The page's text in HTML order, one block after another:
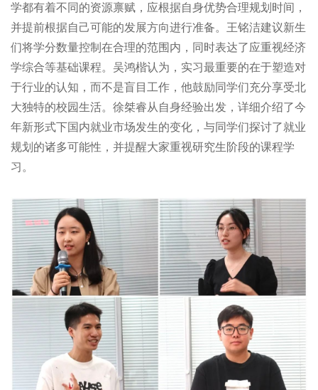
学都有着不同的资源禀赋，应根据自身优势合理规划时间，
并提前根据自己可能的发展方向进行准备。王铭洁建议新生
们将学分数量控制在合理的范围内，同时表达了应重视经济
学综合等基础课程。吴鸿楷认为，实习最重要的在于塑造对
于行业的认知，而不是盲目工作，他鼓励同学们充分享受北
大独特的校园生活。徐桀睿从自身经验出发，详细介绍了今
年新形式下国内就业市场发生的变化，与同学们探讨了就业
规划的诸多可能性，并提醒大家重视研究生阶段的课程学
习。